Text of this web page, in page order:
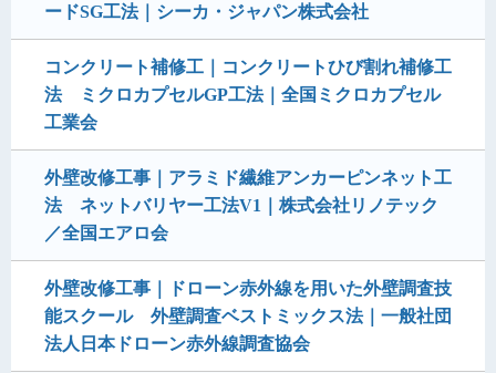
ードSG工法｜シーカ・ジャパン株式会社
コンクリート補修工｜コンクリートひび割れ補修工
法 ミクロカプセルGP工法｜全国ミクロカプセル
工業会
外壁改修工事｜アラミド繊維アンカーピンネット工
法 ネットバリヤー工法V1｜株式会社リノテック
／全国エアロ会
外壁改修工事｜ドローン赤外線を用いた外壁調査技
能スクール 外壁調査ベストミックス法｜一般社団
法人日本ドローン赤外線調査協会